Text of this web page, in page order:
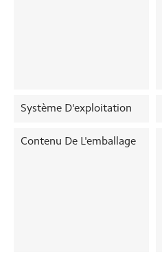
Système D'exploitation
Contenu De L'emballage